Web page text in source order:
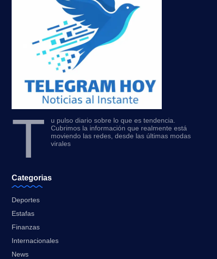
T
u pulso diario sobre lo que es tendencia.
Cubrimos la información que realmente está
moviendo las redes, desde las últimas modas
virales
Categorias
Deportes
Estafas
Finanzas
Internacionales
News